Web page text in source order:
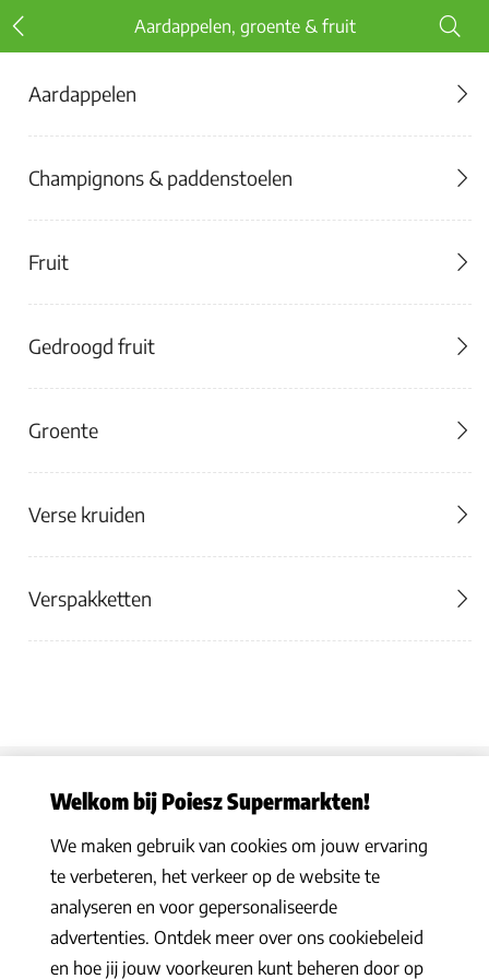
Aardappelen, groente & fruit
Aardappelen
Champignons & paddenstoelen
Fruit
Gedroogd fruit
Groente
Verse kruiden
Verspakketten
Privacy statement|Algemene voorwaarden |Hoe werkt het |
Veelgestelde vragen|Cookies
© 2026 Poiesz Supermarkten B.V. Alle rechten voorbehouden
Welkom bij Poiesz Supermarkten!
We maken gebruik van cookies om jouw ervaring
te verbeteren, het verkeer op de website te
analyseren en voor gepersonaliseerde
advertenties. Ontdek meer over ons cookiebeleid
en hoe jij jouw voorkeuren kunt beheren door op